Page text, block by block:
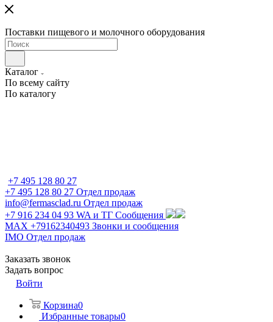
Поставки пищевого и молочного оборудования
Каталог
По всему сайту
По каталогу
+7 495 128 80 27
+7 495 128 80 27 Отдел продаж
info@fermasclad.ru Отдел продаж
+7 916 234 04 93 WA и ТГ Сообщения
MAX +79162340493 Звонки и сообщения
IMO Отдел продаж
Заказать звонок
Задать вопрос
Войти
Корзина0
Избранные товары0